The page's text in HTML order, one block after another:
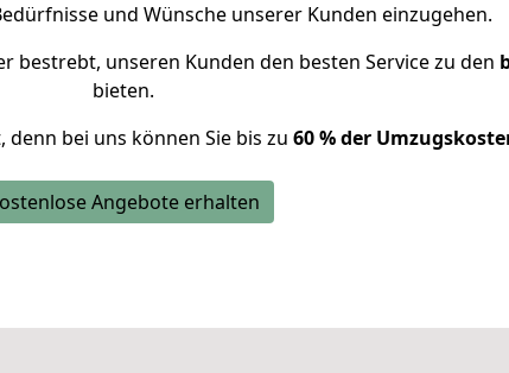
und Wünsche unserer Kunden einzugehen.
bestrebt, unseren Kunden den besten Service zu den
bieten.
bei uns können Sie bis zu 60 % der
Angebote erhalten